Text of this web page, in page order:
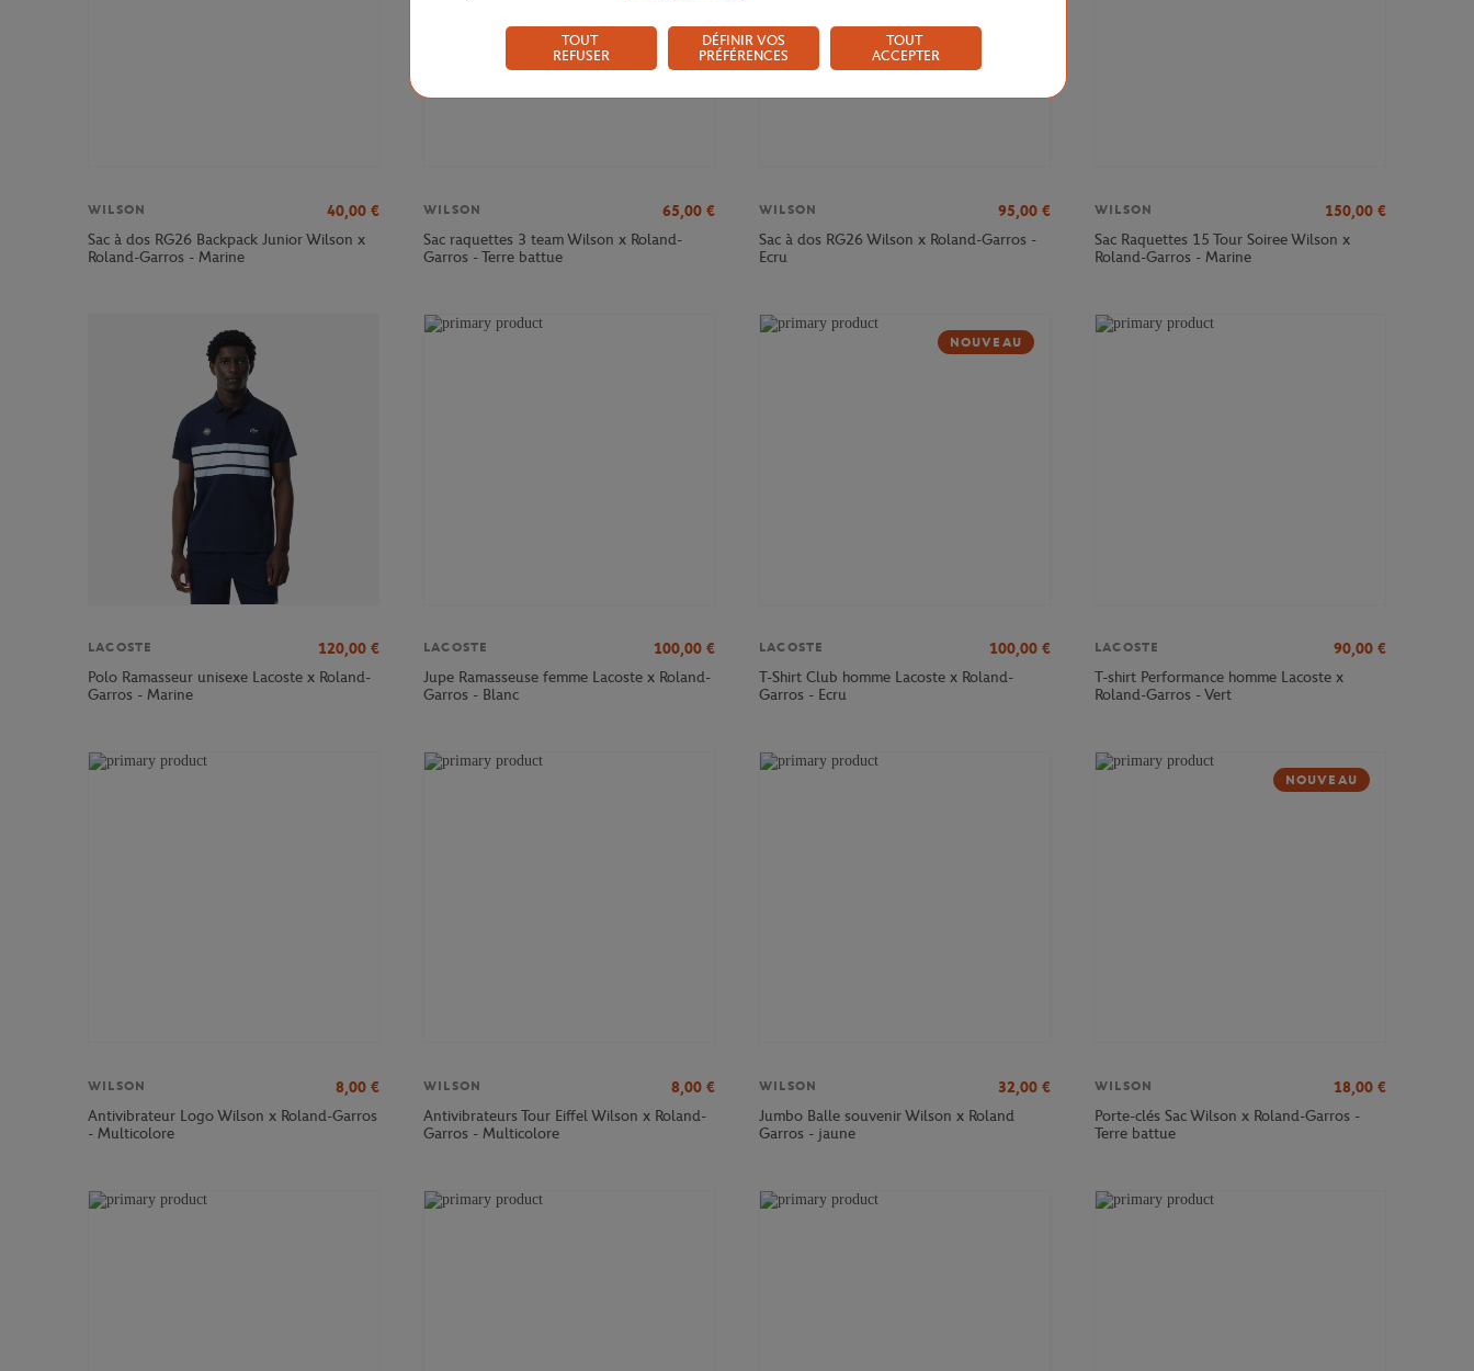
WILSON 40,00 €
Sac à dos RG26 Backpack Junior Wilson x
Roland-Garros - Marine
WILSON 65,00 €
Sac raquettes 3 team Wilson x Roland-
Garros - Terre battue
WILSON 95,00 €
Sac à dos RG26 Wilson x Roland-Garros -
Ecru
WILSON 150,00 €
Sac Raquettes 15 Tour Soiree Wilson x
Roland-Garros - Marine
LACOSTE 120,00 €
Polo Ramasseur unisexe Lacoste x Roland-
Garros - Marine
LACOSTE 100,00 €
Jupe Ramasseuse femme Lacoste x Roland-
Garros - Blanc
NOUVEAU
LACOSTE 100,00 €
T-Shirt Club homme Lacoste x Roland-
Garros - Ecru
LACOSTE 90,00 €
T-shirt Performance homme Lacoste x
Roland-Garros - Vert
WILSON 8,00 €
Antivibrateur Logo Wilson x Roland-Garros
- Multicolore
WILSON 8,00 €
Antivibrateurs Tour Eiffel Wilson x Roland-
Garros - Multicolore
WILSON 32,00 €
Jumbo Balle souvenir Wilson x Roland
Garros - jaune
NOUVEAU
WILSON 18,00 €
Porte-clés Sac Wilson x Roland-Garros -
Terre battue
TOUT
REFUSER
DÉFINIR VOS
PRÉFÉRENCES
TOUT
ACCEPTER